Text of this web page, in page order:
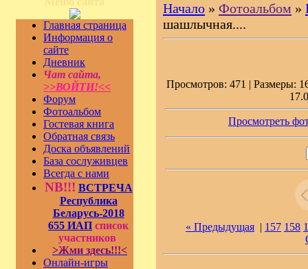
Главная страница
Информация о
сайте
Дневник
Чат сайта,
>>ВОЙТИ!<<
Форум
Фотоальбом
Гостевая книга
Обратная связь
Доска объявлений
База сослуживцев
Всегда с нами
NB!!! ВСТРЕЧА
Республика
Беларусь-2018
655 ИАП список
участников
>Жми здесь!!!<
Онлайн-игры
Начало » Фотоальбом »
шашлычная....
Просмотров: 471 | Размеры:
Просмотреть
« Предыдущая | 157 158